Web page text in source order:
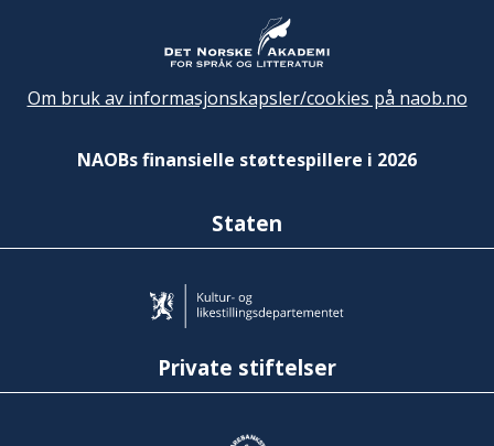
Om bruk av informasjonskapsler/cookies på naob.no
NAOBs finansielle støttespillere i 2026
Staten
Private stiftelser